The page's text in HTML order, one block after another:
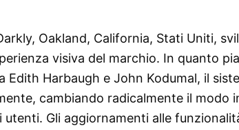
Oakland, California, Stati Uniti,
visiva del marchio. In quanto
Edith Harbaugh e John Kodumal, il
cambiando radicalmente il modo
Gli aggiornamenti alle